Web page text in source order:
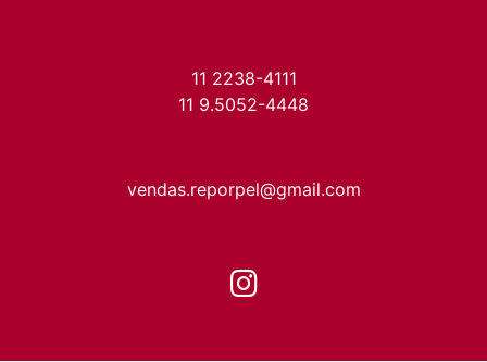
11 2238-4111
11 9.5052-4448
vendas.reporpel@gmail.com